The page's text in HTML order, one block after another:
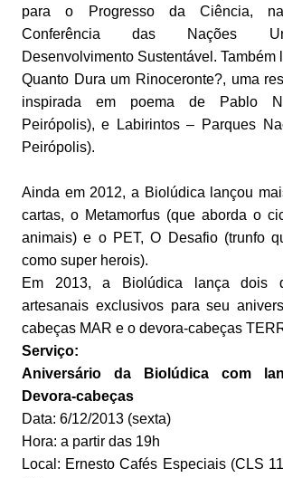
para o Progresso da Ciência,
Conferência das Nações
Desenvolvimento Sustentável. Também
Quanto Dura um Rinoceronte?, uma
inspirada em poema de Pablo
Peirópolis), e Labirintos – Parques
Peirópolis).
Ainda em 2012, a Biolúdica lançou
cartas, o Metamorfus (que aborda o
animais) e o PET, O Desafio (trunfo
como super herois).
Em 2013, a Biolúdica lança dois
artesanais exclusivos para seu
cabeças MAR e o devora-cabeças
Serviço:
Aniversário da Biolúdica com
Devora-cabeças
Data: 6/12/2013 (sexta)
Hora: a partir das 19h
Local: Ernesto Cafés Especiais (CLS